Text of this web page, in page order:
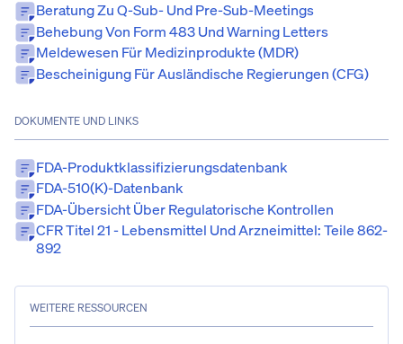
Beratung Zu Q-Sub- Und Pre-Sub-Meetings
Behebung Von Form 483 Und Warning Letters
Meldewesen Für Medizinprodukte (MDR)
Bescheinigung Für Ausländische Regierungen (CFG)
DOKUMENTE UND LINKS
FDA-Produktklassifizierungsdatenbank
FDA-510(k)-Datenbank
FDA-Übersicht Über Regulatorische Kontrollen
CFR Titel 21 - Lebensmittel Und Arzneimittel: Teile 862-
892
WEITERE RESSOURCEN